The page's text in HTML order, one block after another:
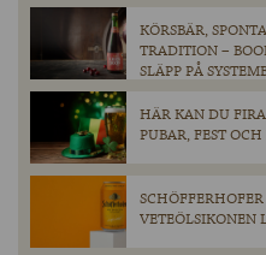
KÖRSBÄR,
TRADITION –
SLÄPP PÅ
HÄR KAN DU FIRA
PUBAR, FEST
VETEÖLSIKONEN